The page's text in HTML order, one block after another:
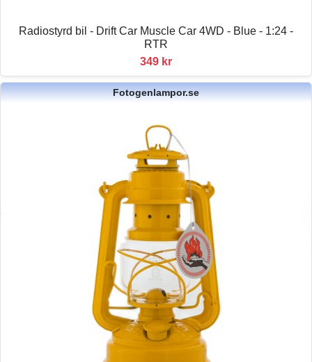
Radiostyrd bil - Drift Car Muscle Car 4WD - Blue - 1:24 -
RTR
349 kr
Fotogenlampor.se